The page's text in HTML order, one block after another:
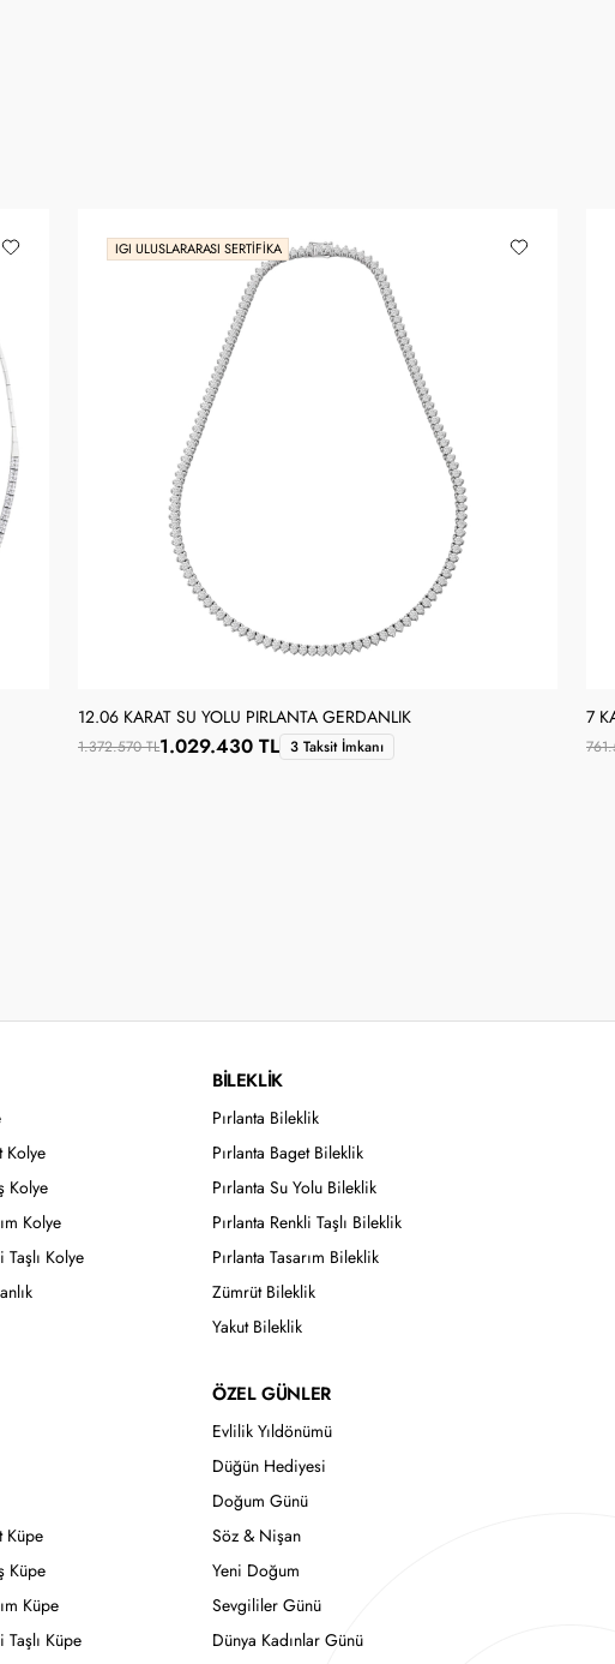
IGI ULUSLARARASI SERTIFIKA
12.06 KARAT SU YOLU PIRLANTA GERDANLIK
1.372.570 TL1.029.430 TL 3 Taksit İmkanı
7
Kolye
Kolye
Kolye
Taşlı Kolye
Küpe
Küpe
Küpe
Taşlı Küpe
BİLEKLİK
Pırlanta Bileklik
Pırlanta Baget Bileklik
Pırlanta Su Yolu Bileklik
Pırlanta Renkli Taşlı Bileklik
Pırlanta Tasarım Bileklik
Zümrüt Bileklik
Yakut Bileklik
ÖZEL GÜNLER
Evlilik Yıldönümü
Düğün Hediyesi
Doğum Günü
Söz & Nişan
Yeni Doğum
Sevgililer Günü
Dünya Kadınlar Günü